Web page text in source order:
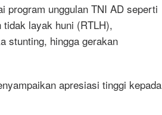
program unggulan TNI AD seperti
tidak layak huni (RTLH),
stunting, hingga gerakan
apresiasi tinggi kepada